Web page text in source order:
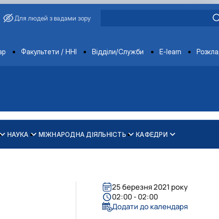
Для людей з вадами зору
Факультети / ННІ Відділи/Служби E-learn
НАУКА МІЖНАРОДНА ДІЯЛЬНІСТЬ
рівності у …
КАФЕДРИ
25 березня 2021 року
02:00 - 02:00
Додати до календаря